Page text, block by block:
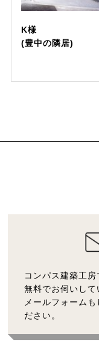
K様
(豊中の隣居)
コンパス建築工
無料でお伺いして
メールフォーム
ださい。